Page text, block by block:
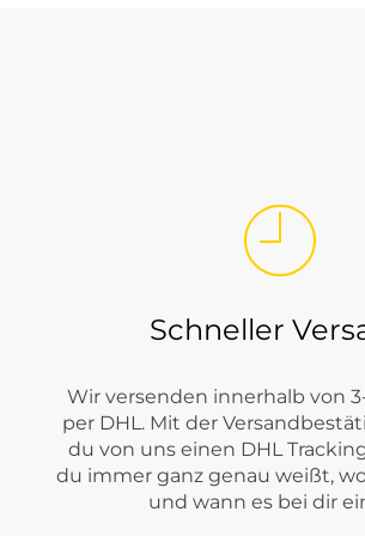
Bei Tara-M steht Street One für eine
Kleider Röcke und
Schneller
Wir versenden innerhalb von
per DHL. Mit der
du von uns einen DHL
du immer ganz genau weißt,
und wann es bei dir